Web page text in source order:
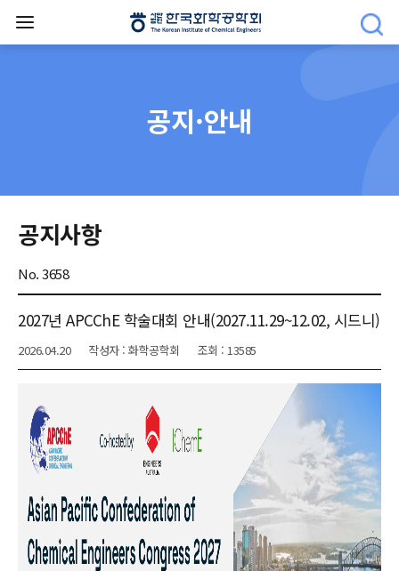
공지·안내
공지사항
No. 3658
2027년 APCChE 학술대회 안내(2027.11.29~12.02, 시드니)
2026.04.20 작성자 : 화학공학회 조회 : 13585